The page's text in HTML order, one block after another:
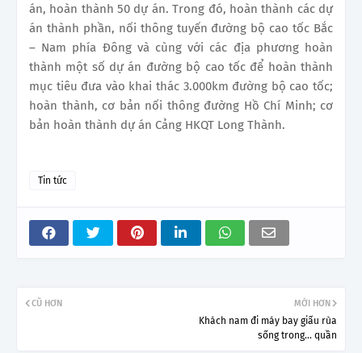
án, hoàn thành 50 dự án. Trong đó, hoàn thành các dự
án thành phần, nối thông tuyến đường bộ cao tốc Bắc
– Nam phía Đông và cùng với các địa phương hoàn
thành một số dự án đường bộ cao tốc để hoàn thành
mục tiêu đưa vào khai thác 3.000km đường bộ cao tốc;
hoàn thành, cơ bản nối thông đường Hồ Chí Minh; cơ
bản hoàn thành dự án Cảng HKQT Long Thành.
Tin tức
MỚI HƠN
Khách nam đi máy bay giấu rùa
sống trong... quần
CŨ HƠN